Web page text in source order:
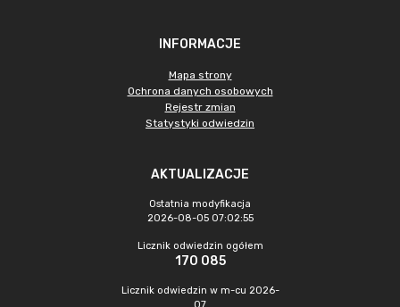
INFORMACJE
Mapa strony
Ochrona danych osobowych
Rejestr zmian
Statystyki odwiedzin
AKTUALIZACJE
Ostatnia modyfikacja
2026-08-05 07:02:55
Licznik odwiedzin ogółem
170 085
Licznik odwiedzin w m-cu 2026-